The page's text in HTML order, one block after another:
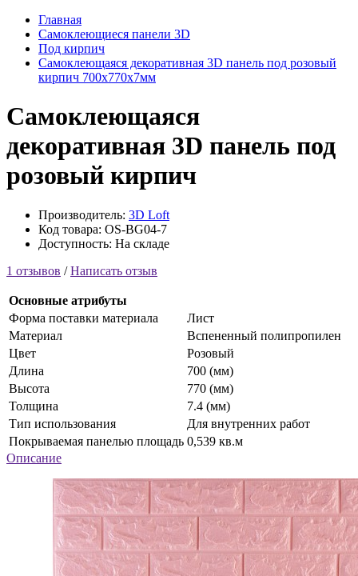
Главная
Самоклеющиеся панели 3D
Под кирпич
Самоклеющаяся декоративная 3D панель под розовый
кирпич 700x770x7мм
Самоклеющаяся
декоративная 3D панель под
розовый кирпич
Производитель: 3D Loft
Код товара: OS-BG04-7
Доступность: На складе
1 отзывов /Написать отзыв
Основные атрибуты
Форма поставки материала
Лист
Материал
Вспененный полипропилен
Цвет
Розовый
Длина
700 (мм)
Высота
770 (мм)
Толщина
7.4 (мм)
Тип использования
Для внутренних работ
Покрываемая панелью площадь 0,539 кв.м
Описание